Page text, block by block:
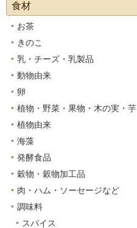
食材
お茶
きのこ
乳・チーズ・乳製品
動物由来
卵
植物・野菜・果物・木の実・芋
植物由来
海藻
発酵食品
穀物・穀物加工品
肉・ハム・ソーセージなど
調味料
スパイス